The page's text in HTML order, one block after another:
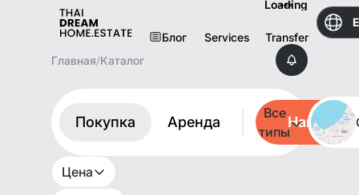
Loading
Блог Services Transfer
Главная/Каталог
Покупка Аренда
Все
типы
Найти
Цена